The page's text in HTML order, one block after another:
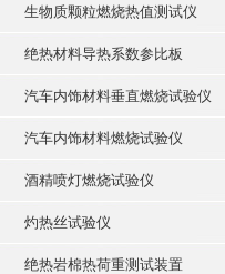
生物质颗粒燃烧热值测试仪
绝热材料导热系数参比板
汽车内饰材料垂直燃烧试验仪
汽车内饰材料燃烧试验仪
酒精喷灯燃烧试验仪
灼热丝试验仪
绝热岩棉热荷重测试装置